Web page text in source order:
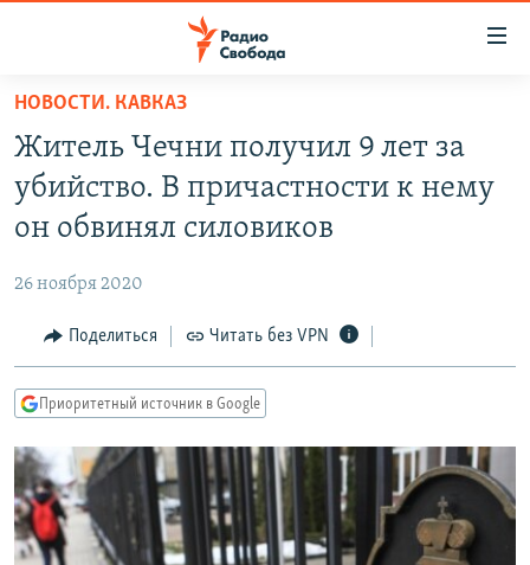
упрощенного
доступа
Вернуться
основному
Вернутся
Вернутся
поиску
ПОДКАСТЫ
АВТОРСКИЕ ПРОЕКТЫ
МНЕНИЯ
КУЛЬТУРА
КАВКАЗ.РЕАЛИИ
СЕВЕР.РЕАЛИИ
СИБИРЬ.РЕАЛИИ
РАСПИСАНИЕ ВЕЩАНИЯ
НОВОСТИ. КАВКАЗ
Житель Чечни получил 9 лет за
убийство. В причастности к нему
он обвинял силовиков
26 ноября 2020
Поделиться Читать без VPN
Приоритетный источник в Google